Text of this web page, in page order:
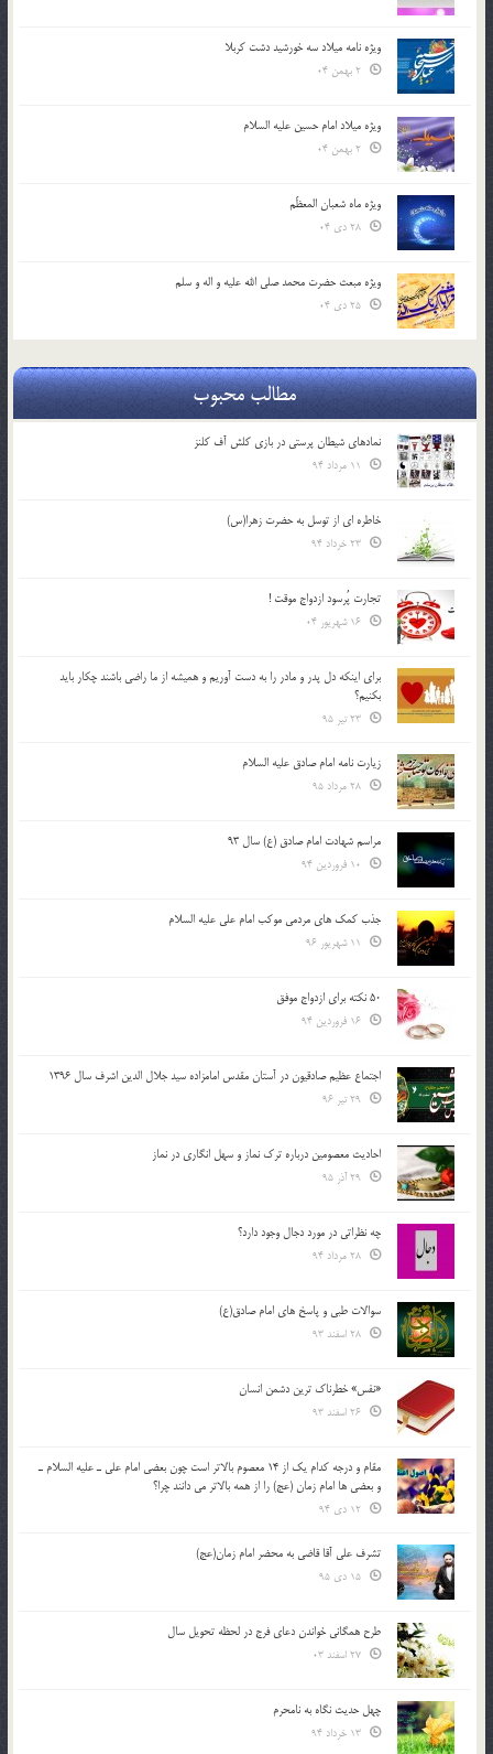
ویژه نامه میلاد سه خورشید دشت کربلا
ویژه میلاد امام حسین علیه السلام
ویژه ماه شعبان المعظّم
ویژه مبعث حضرت محمد صلی الله علیه و اله و سلم
مطالب محبوب
نمادهای شیطان پرستی در بازی کلش آف کلنز
خاطره ای از توسل به حضرت زهرا(س)
تجارت پُرسود ازدواج موقت !
براي اينكه دل پدر و مادر را به دست آوريم و هميشه از ما راضي باشند چكار بايد
بكنيم؟
زیارت نامه امام صادق علیه السلام
مراسم شهادت امام صادق (ع) سال 93
جذب کمک های مردمی موکب امام علی علیه السلام
50 نکته برای ازدواج موفق
اجتماع عظیم صادقیون در آستان مقدس امامزاده سید جلال الدین اشرف سال 1396
احادیث معصومین درباره ترک نماز و سهل انگاری در نماز
چه نظراتی در مورد دجال وجود دارد؟
سوالات طبی و پاسخ های امام صادق(ع)
«نفس» خطرناک ترین دشمن انسان
مقام و درجه كدام يك از 14 معصوم بالاتر است چون بعضي امام علي ـ عليه السلام ـ
و بعضي ها امام زمان (عج) را از همه بالاتر مي دانند چرا؟
تشرف علي آقا قاضي به محضر امام زمان(عج)
طرح همگانی خواندن دعای فرج در لحظه تحویل سال
چهل حدیث نگاه به نامحرم